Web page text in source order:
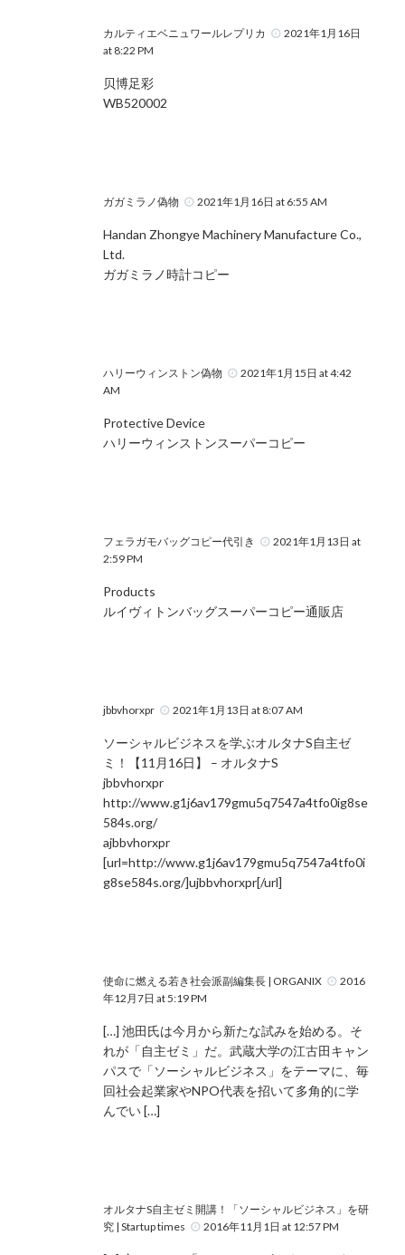
カルティエベニュワールレプリカ
2021年1月16日
at 8:22 PM
贝博足彩
WB520002
ガガミラノ偽物 2021年1月16日 at 6:55 AM
Handan Zhongye Machinery Manufacture Co.,
Ltd.
ガガミラノ時計コピー
ハリーウィンストン偽物
2021年1月15日 at 4:42
AM
Protective Device
ハリーウィンストンスーパーコピー
フェラガモバッグコピー代引き
2021年1月13日 at
2:59 PM
Products
ルイヴィトンバッグスーパーコピー通販店
jbbvhorxpr 2021年1月13日 at 8:07 AM
ソーシャルビジネスを学ぶオルタナS自主ゼ
ミ！【11月16日】 – オルタナS
jbbvhorxpr
http://www.g1j6av179gmu5q7547a4tfo0ig8se
584s.org/
ajbbvhorxpr
[url=http://www.g1j6av179gmu5q7547a4tfo0i
g8se584s.org/]ujbbvhorxpr[/url]
使命に燃える若き社会派副編集長 | ORGANIX
2016
年12月7日 at 5:19 PM
[…] 池田氏は今月から新たな試みを始める。そ
れが「自主ゼミ」だ。武蔵大学の江古田キャン
パスで「ソーシャルビジネス」をテーマに、毎
回社会起業家やNPO代表を招いて多角的に学
んでい […]
オルタナS自主ゼミ開講！「ソーシャルビジネス」を研
究 | Startup times
2016年11月1日 at 12:57 PM